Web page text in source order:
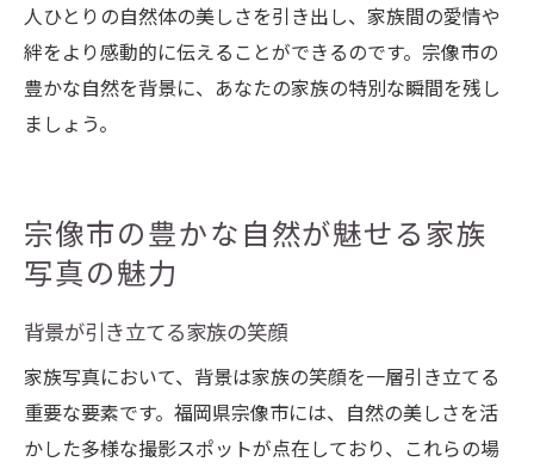
人ひとりの自然体の美しさを引き出し、家族間の愛情や
絆をより感動的に伝えることができるのです。宗像市の
豊かな自然を背景に、あなたの家族の特別な瞬間を残し
ましょう。
宗像市の豊かな自然が魅せる家族
写真の魅力
背景が引き立てる家族の笑顔
家族写真において、背景は家族の笑顔を一層引き立てる
重要な要素です。福岡県宗像市には、自然の美しさを活
かした多様な撮影スポットが点在しており、これらの場